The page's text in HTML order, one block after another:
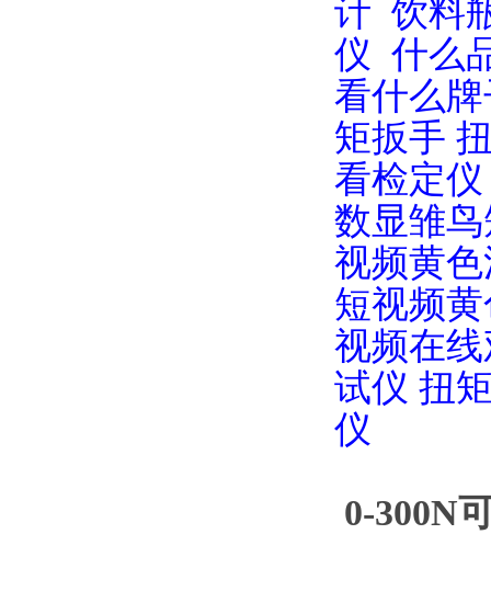
计 饮料
仪 什么
看什么
矩扳手
看检定仪
数显雏
视频黄
短视频
视频在
试仪 扭
仪
0-300N